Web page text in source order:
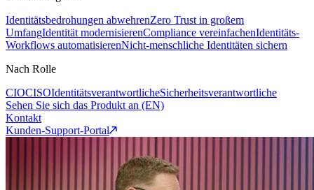
Identitätsbedrohungen abwehrenZero Trust in großem
UmfangIdentität modernisierenCompliance vereinfachenIdentitäts-
Workflows automatisierenNicht-menschliche Identitäten sichern
Nach Rolle
CIOCISOIdentitätsverantwortlicheSicherheitsverantwortliche
Sehen Sie sich das Produkt an (EN)
Kontakt
Kunden-Support-Portal